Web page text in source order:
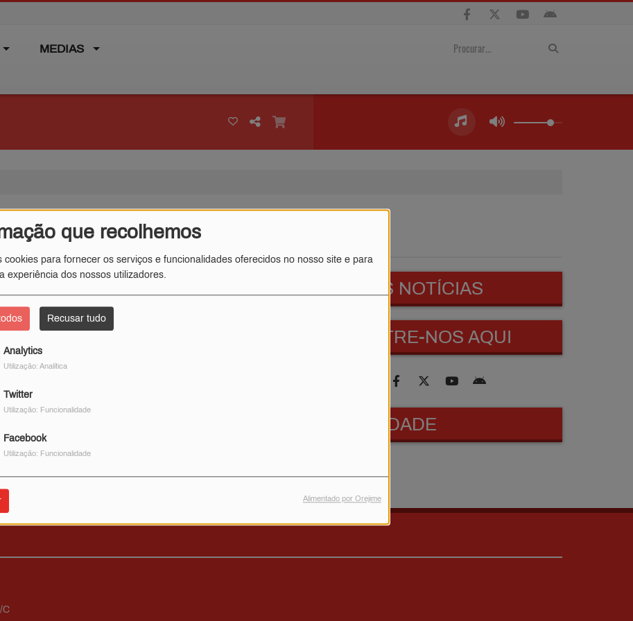
que recolhemos
cookies para fornecer os serviços e funcionalidades oferecidos no nosso site e para
experiência dos nossos utilizadores.
Recusar tudo
Analytics
Utilização: Analítica
Twitter
Utilização: Funcionalidade
Facebook
Utilização: Funcionalidade
Alimentado por Orejime
MEDIAS
Qui. Sexta-feira
ÚLTIMAS NOTÍCIAS
ENCONTRE-NOS AQUI
PUBLICIDADE
C